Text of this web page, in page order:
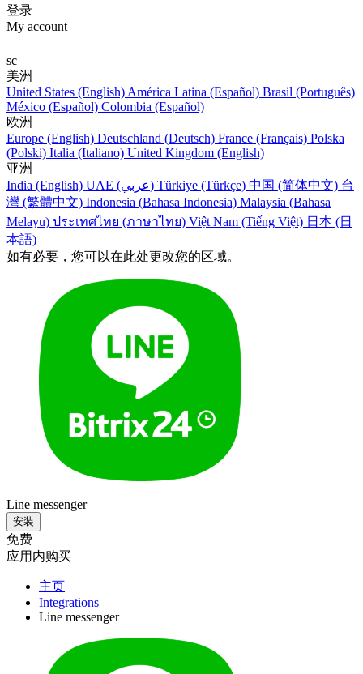
登录
My account
sc
美洲
United States (English) América Latina (Español) Brasil (Português)
México (Español) Colombia (Español)
欧洲
Europe (English) Deutschland (Deutsch) France (Français) Polska
(Polski) Italia (Italiano) United Kingdom (English)
亚洲
India (English)
UAE (عربي) Türkiye (Türkçe) 中国 (简体中文) 台
灣 (繁體中文) Indonesia (Bahasa Indonesia) Malaysia (Bahasa
Melayu) ประเทศไทย (ภาษาไทย) Việt Nam (Tiếng Việt) 日本 (日
本語)
如有必要，您可以在此处更改您的区域。
Line messenger
安装
免费
应用内购买
主页
Integrations
Line messenger